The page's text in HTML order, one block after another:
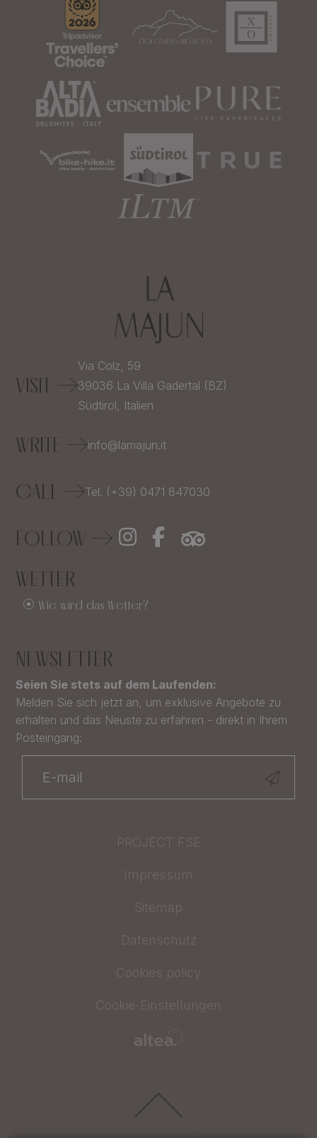
VISIT
Via Colz, 59
39036 La Villa Gadertal (BZ)
Südtirol, Italien
WRITE info@lamajun.it
CALL Tel. (+39) 0471 847030
FOLLOW
WETTER
Wie wird das Wetter?
NEWSLETTER
Seien Sie stets auf dem Laufenden:
Melden Sie sich jetzt an, um exklusive Angebote zu
erhalten und das Neuste zu erfahren - direkt in Ihrem
Posteingang:
PROJECT FSE
Impressum
Sitemap
Datenschutz
Cookies policy
Cookie-Einstellungen